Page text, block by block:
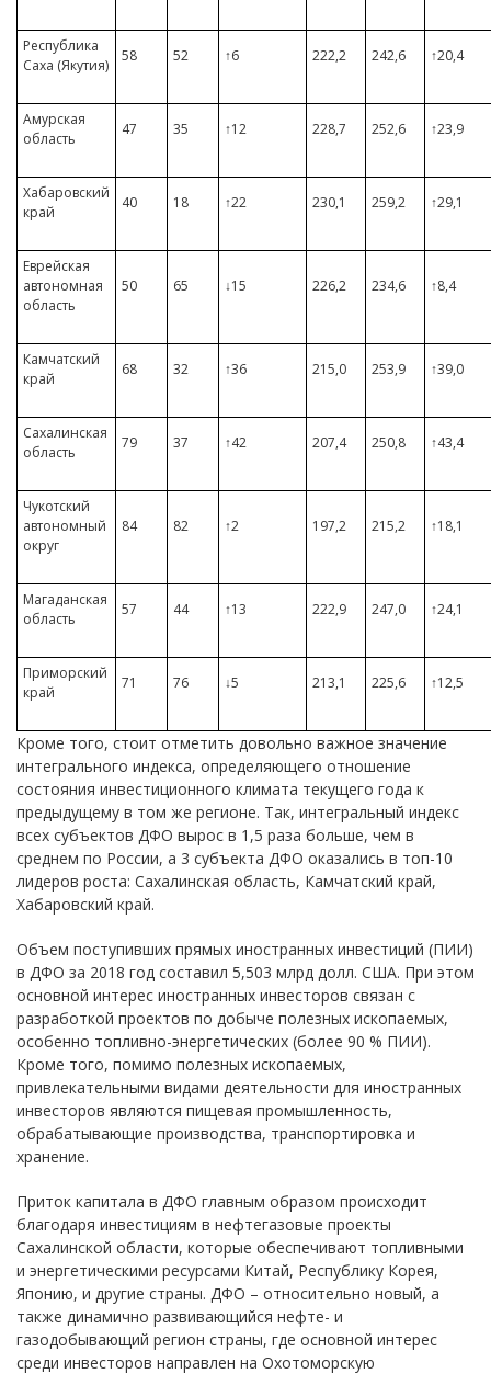
Республика
Саха (Якутия)
58 52 ↑6 222,2 242,6 ↑20,4
Амурская
область
47 35 ↑12 228,7 252,6 ↑23,9
Хабаровский
край
40 18 ↑22 230,1 259,2 ↑29,1
Еврейская
автономная
область
50 65 ↓15 226,2 234,6 ↑8,4
Камчатский
край
68 32 ↑36 215,0 253,9 ↑39,0
Сахалинская
область
79 37 ↑42 207,4 250,8 ↑43,4
Чукотский
автономный
округ
84 82 ↑2 197,2 215,2 ↑18,1
Магаданская
область
57 44 ↑13 222,9 247,0 ↑24,1
Приморский
край
71 76 ↓5 213,1 225,6 ↑12,5
Кроме того, стоит отметить довольно важное значение
интегрального индекса, определяющего отношение
состояния инвестиционного климата текущего года к
предыдущему в том же регионе. Так, интегральный индекс
всех субъектов ДФО вырос в 1,5 раза больше, чем в
среднем по России, а 3 субъекта ДФО оказались в топ-10
лидеров роста: Сахалинская область, Камчатский край,
Хабаровский край.
Объем поступивших прямых иностранных инвестиций (ПИИ)
в ДФО за 2018 год составил 5,503 млрд долл. США. При этом
основной интерес иностранных инвесторов связан с
разработкой проектов по добыче полезных ископаемых,
особенно топливно-энергетических (более 90 % ПИИ).
Кроме того, помимо полезных ископаемых,
привлекательными видами деятельности для иностранных
инвесторов являются пищевая промышленность,
обрабатывающие производства, транспортировка и
хранение.
Приток капитала в ДФО главным образом происходит
благодаря инвестициям в нефтегазовые проекты
Сахалинской области, которые обеспечивают топливными
и энергетическими ресурсами Китай, Республику Корея,
Японию, и другие страны. ДФО – относительно новый, а
также динамично развивающийся нефте- и
газодобывающий регион страны, где основной интерес
среди инвесторов направлен на Охотоморскую